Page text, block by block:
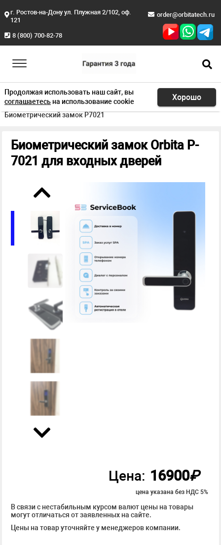
г. Ростов-на-Дону ул. Плужная 2/102, оф.
121
8 (800) 700-82-78
order@orbitatech.ru
Продолжая использовать наш сайт, вы
соглашаетесьна использование cookie Хорошо
Главная Продукция
Биометрические замки
Биометрический замок P7021
Биометрический замок Orbita P-
7021 для входных дверей
Цена: 16900₽
цена указана без НДС 5%
В связи с нестабильным курсом валют цены на товары
могут отличаться от заявленных на сайте.
Цены на товар уточняйте у менеджеров компании.